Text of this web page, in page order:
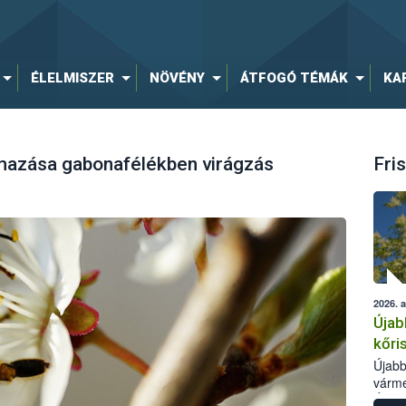
ÉLELMISZER NÖVÉNY ÁTFOGÓ TÉMÁK
gabonafélékben virágzás
2026.